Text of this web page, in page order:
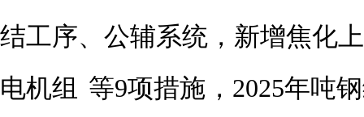
结工序、公辅系统，新增焦化
电机组 等9项措施，2025年吨